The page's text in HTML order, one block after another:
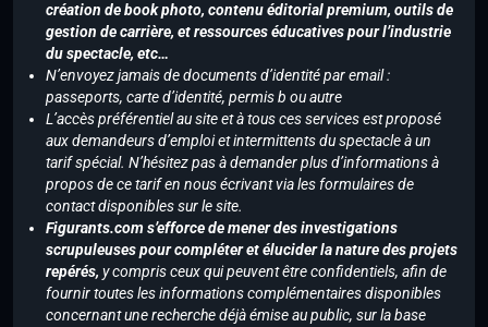
création de book photo, contenu éditorial premium, outils de
gestion de carrière, et ressources éducatives pour l’industrie
du spectacle, etc…
N’envoyez jamais de documents d’identité par email :
passeports, carte d’identité, permis b ou autre
L’accès préférentiel au site et à tous ces services est proposé
aux demandeurs d’emploi et intermittents du spectacle à un
tarif spécial. N’hésitez pas à demander plus d’informations à
propos de ce tarif en nous écrivant via les formulaires de
contact disponibles sur le site.
Figurants.com s’efforce de mener des investigations
scrupuleuses pour compléter et élucider la nature des projets
repérés, y compris ceux qui peuvent être confidentiels, afin de
fournir toutes les informations complémentaires disponibles
concernant une recherche déjà émise au public, sur la base